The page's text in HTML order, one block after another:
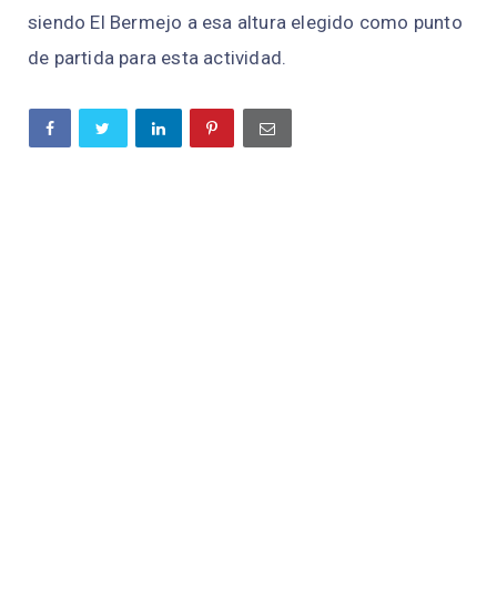
siendo El Bermejo a esa altura elegido como punto
de partida para esta actividad.